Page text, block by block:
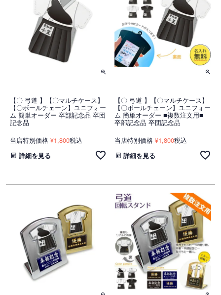
【〇 弓道 】【〇マルチケース】
【〇ボールチェーン】ユニフォー
ム 簡単オーダー 卒部記念品 卒団
記念品
当店特別価格 ¥1,800税込
詳細を見る
【〇 弓道 】【〇マルチケース】
【〇ボールチェーン】ユニフォー
ム 簡単オーダー ■複数注文用■
卒部記念品 卒団記念品
当店特別価格 ¥1,800税込
詳細を見る